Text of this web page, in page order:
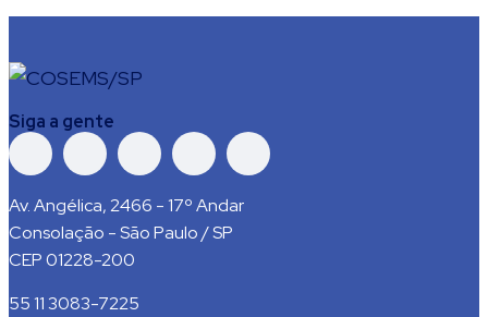
Siga a gente
Av. Angélica, 2466 - 17º Andar
Consolação - São Paulo / SP
CEP 01228-200
55 11 3083-7225